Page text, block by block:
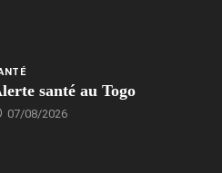
santé au Togo
07/08/2026